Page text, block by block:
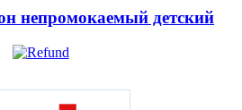
непромокаемый детский